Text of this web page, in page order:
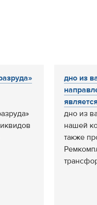
дно из
дно из
нашей
также